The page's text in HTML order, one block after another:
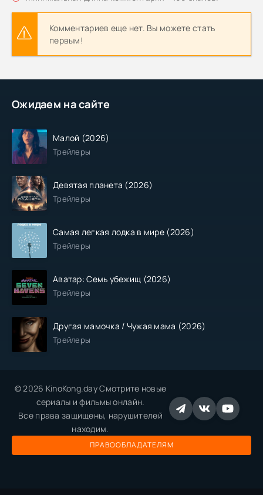
Ожидаем на сайте
Малой (2026)
Трейлеры
Девятая планета (2026)
Трейлеры
Самая легкая лодка в мире (2026)
Трейлеры
Аватар: Семь убежищ (2026)
Трейлеры
Другая мамочка / Чужая мама (2026)
Трейлеры
Комментариев еще нет. Вы можете стать
первым!
© 2026 KinoKong.day Смотрите новые
сериалы и фильмы онлайн.
Все права защищены, нарушителей
находим.
ПРАВООБЛАДАТЕЛЯМ